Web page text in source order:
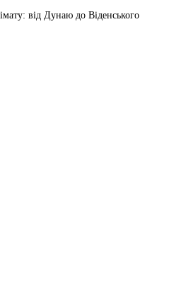
від Дунаю до Віденського